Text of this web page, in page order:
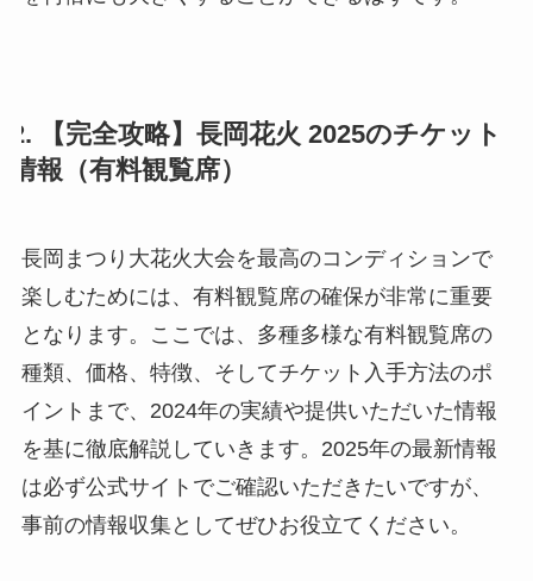
2. 【完全攻略】長岡花火 2025のチケット
情報（有料観覧席）
長岡まつり大花火大会を最高のコンディションで
楽しむためには、有料観覧席の確保が非常に重要
となります。ここでは、多種多様な有料観覧席の
種類、価格、特徴、そしてチケット入手方法のポ
イントまで、2024年の実績や提供いただいた情報
を基に徹底解説していきます。2025年の最新情報
は必ず公式サイトでご確認いただきたいですが、
事前の情報収集としてぜひお役立てください。